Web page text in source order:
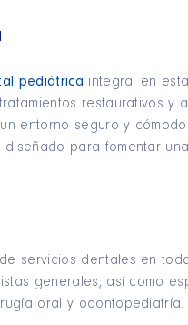
pediátrica integral en
restaurativos y
entorno seguro y
para fomentar
servicios dentales en
generales, así como
oral y odontopediatría.